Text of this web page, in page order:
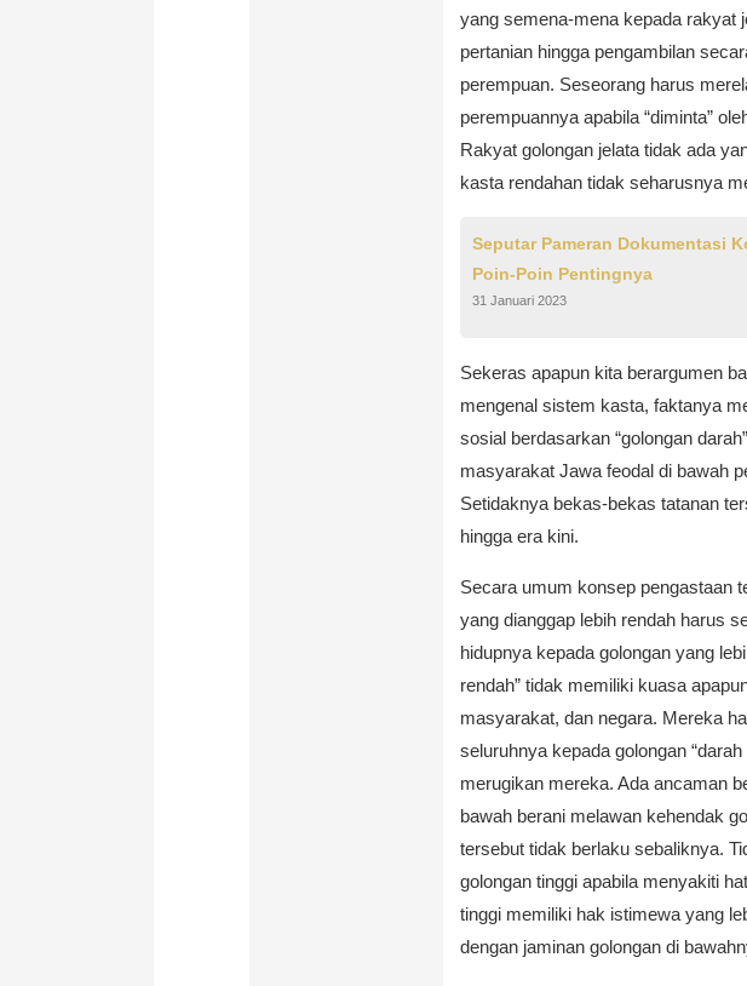
yang semena-mena kepada rakyat
pertanian hingga pengambilan
perempuan. Seseorang harus
perempuannya apabila “diminta”
Rakyat golongan jelata tidak ada
kasta rendahan tidak seharusnya
Seputar Pameran Dokumentasi
Poin-Poin Pentingnya
31 Januari 2023
Sekeras apapun kita berargumen
mengenal sistem kasta, faktanya
sosial berdasarkan “golongan
masyarakat Jawa feodal di bawah
Setidaknya bekas-bekas tatanan
hingga era kini.
Secara umum konsep pengastaan
yang dianggap lebih rendah harus
hidupnya kepada golongan yang
rendah” tidak memiliki kuasa
masyarakat, dan negara. Mereka
seluruhnya kepada golongan
merugikan mereka. Ada ancaman
bawah berani melawan kehendak
tersebut tidak berlaku sebaliknya.
golongan tinggi apabila menyakiti
tinggi memiliki hak istimewa yang
dengan jaminan golongan di